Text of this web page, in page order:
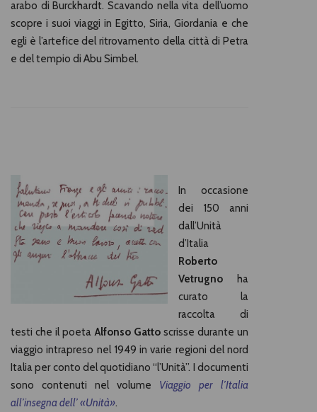
arabo di Burckhardt. Scavando nella vita dell’uomo
scopre i suoi viaggi in Egitto, Siria, Giordania e che
egli è l’artefice del ritrovamento della città di Petra
e del tempio di Abu Simbel.
In occasione
dei 150 anni
dall’Unità
d’Italia
Roberto
Vetrugno
ha
curato la
raccolta di
testi che il poetaAlfonso Gatto scrisse durante un
viaggio intrapreso nel 1949 in varie regioni del nord
Italia per conto del quotidiano “l’Unità”. I documenti
sono contenuti nel volume Viaggio per l’Italia
all’insegna dell’ «Unità».